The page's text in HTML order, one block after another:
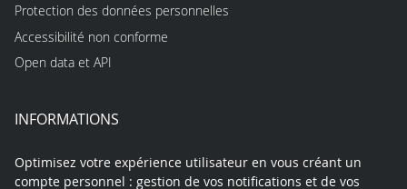
Protection des données personnelles
Accessibilité non conforme
Open data et API
INFORMATIONS
Optimisez votre expérience utilisateur en vous créant un
compte personnel : gestion de vos notifications et de vos